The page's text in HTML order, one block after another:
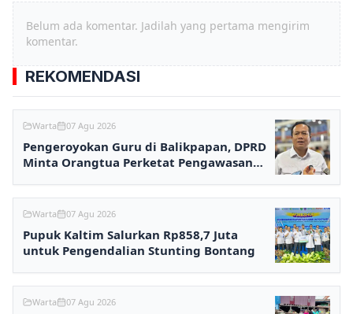
Belum ada komentar. Jadilah yang pertama mengirim
komentar.
REKOMENDASI
Warta 07 Agu 2026
Pengeroyokan Guru di Balikpapan, DPRD
Minta Orangtua Perketat Pengawasan
Warta 07 Agu 2026
Pupuk Kaltim Salurkan Rp858,7 Juta
untuk Pengendalian Stunting Bontang
Warta 07 Agu 2026